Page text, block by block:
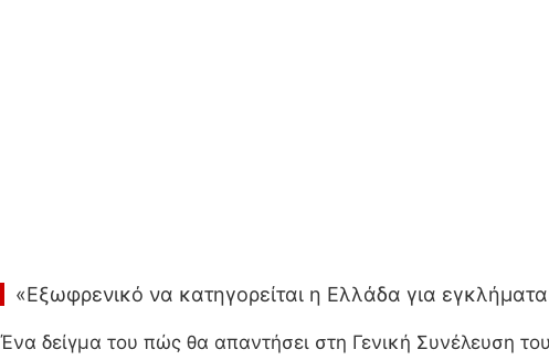
«Εξωφρενικό να κατηγορείται η Ελλάδα για
Ένα δείγμα του πώς θα απαντήσει στη Γενική Συνέλευση